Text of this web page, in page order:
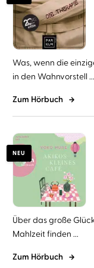
Was, wenn die
in den Wahnvorstell ...
Zum Hörbuch
NEU
Über das große
Mahlzeit finden ...
Zum Hörbuch